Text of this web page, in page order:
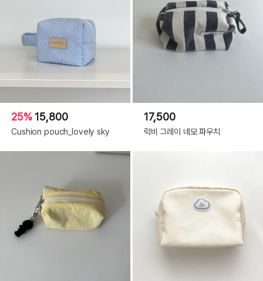
25% 15,800
Cushion pouch_lovely sky
17,500
럭비 그레이 네모 파우치